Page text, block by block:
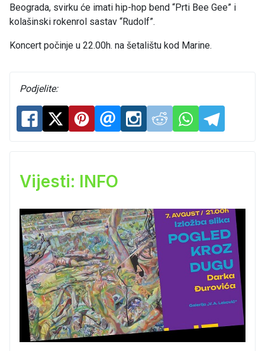
Beograda, svirku će imati hip-hop bend “Prti Bee Gee” i
kolašinski rokenrol sastav “Rudolf”.
Koncert počinje u 22.00h. na šetalištu kod Marine.
Podjelite:
Vijesti: INFO